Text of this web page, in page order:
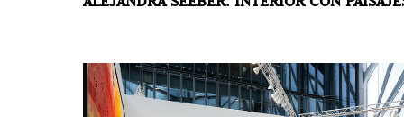
argentina Alejandra Seeber en Nueva
York. Muchas de las pinturas de Seeber